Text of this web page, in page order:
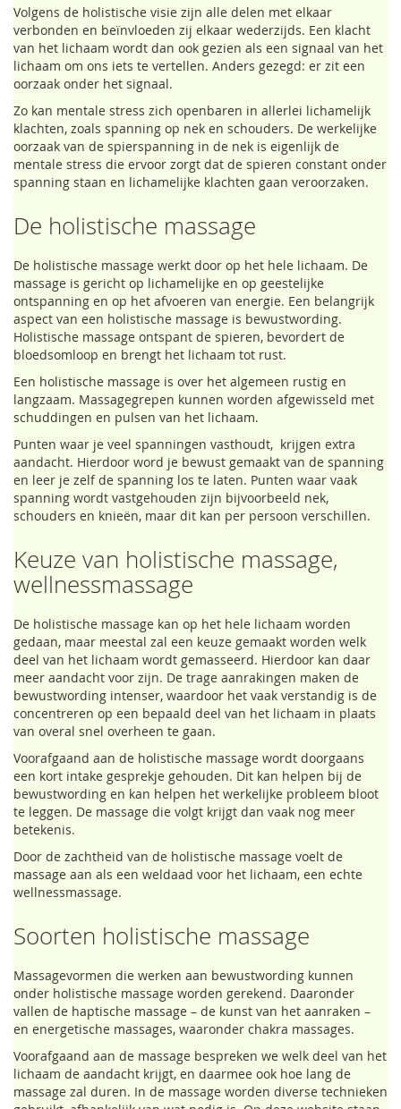
Volgens de holistische visie zijn alle delen met elkaar
verbonden en beïnvloeden zij elkaar wederzijds. Een klacht
van het lichaam wordt dan ook gezien als een signaal van het
lichaam om ons iets te vertellen. Anders gezegd: er zit een
oorzaak onder het signaal.
Zo kan mentale stress zich openbaren in allerlei lichamelijk
klachten, zoals spanning op nek en schouders. De werkelijke
oorzaak van de spierspanning in de nek is eigenlijk de
mentale stress die ervoor zorgt dat de spieren constant onder
spanning staan en lichamelijke klachten gaan veroorzaken.
De holistische massage
De holistische massage werkt door op het hele lichaam. De
massage is gericht op lichamelijke en op geestelijke
ontspanning en op het afvoeren van energie. Een belangrijk
aspect van een holistische massage is bewustwording.
Holistische massage ontspant de spieren, bevordert de
bloedsomloop en brengt het lichaam tot rust.
Een holistische massage is over het algemeen rustig en
langzaam. Massagegrepen kunnen worden afgewisseld met
schuddingen en pulsen van het lichaam.
Punten waar je veel spanningen vasthoudt, krijgen extra
aandacht. Hierdoor word je bewust gemaakt van de spanning
en leer je zelf de spanning los te laten. Punten waar vaak
spanning wordt vastgehouden zijn bijvoorbeeld nek,
schouders en knieën, maar dit kan per persoon verschillen.
Keuze van holistische massage,
wellnessmassage
De holistische massage kan op het hele lichaam worden
gedaan, maar meestal zal een keuze gemaakt worden welk
deel van het lichaam wordt gemasseerd. Hierdoor kan daar
meer aandacht voor zijn. De trage aanrakingen maken de
bewustwording intenser, waardoor het vaak verstandig is de
concentreren op een bepaald deel van het lichaam in plaats
van overal snel overheen te gaan.
Voorafgaand aan de holistische massage wordt doorgaans
een kort intake gesprekje gehouden. Dit kan helpen bij de
bewustwording en kan helpen het werkelijke probleem bloot
te leggen. De massage die volgt krijgt dan vaak nog meer
betekenis.
Door de zachtheid van de holistische massage voelt de
massage aan als een weldaad voor het lichaam, een echte
wellnessmassage.
Soorten holistische massage
Massagevormen die werken aan bewustwording kunnen
onder holistische massage worden gerekend. Daaronder
vallen de haptische massage – de kunst van het aanraken –
en energetische massages, waaronder chakra massages.
Voorafgaand aan de massage bespreken we welk deel van het
lichaam de aandacht krijgt, en daarmee ook hoe lang de
massage zal duren. In de massage worden diverse technieken